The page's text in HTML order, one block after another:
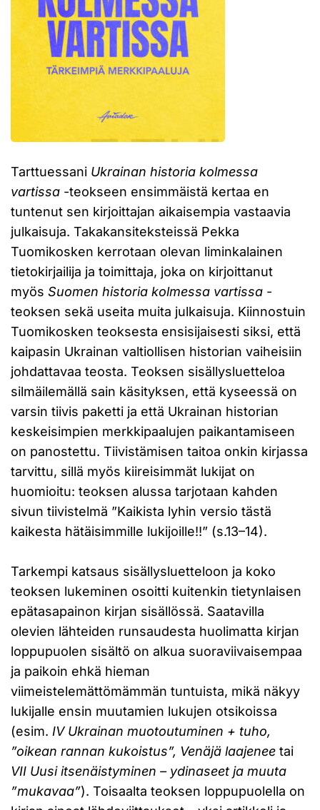
Tarttuessani Ukrainan historia kolmessa
vartissa -teokseen ensimmäistä kertaa en
tuntenut sen kirjoittajan aikaisempia vastaavia
julkaisuja. Takakansiteksteissä Pekka
Tuomikosken kerrotaan olevan liminkalainen
tietokirjailija ja toimittaja, joka on kirjoittanut
myös Suomen historia kolmessa vartissa -
teoksen sekä useita muita julkaisuja. Kiinnostuin
Tuomikosken teoksesta ensisijaisesti siksi, että
kaipasin Ukrainan valtiollisen historian vaiheisiin
johdattavaa teosta. Teoksen sisällysluetteloa
silmäilemällä sain käsityksen, että kyseessä on
varsin tiivis paketti ja että Ukrainan historian
keskeisimpien merkkipaalujen paikantamiseen
on panostettu. Tiivistämisen taitoa onkin kirjassa
tarvittu, sillä myös kiireisimmät lukijat on
huomioitu: teoksen alussa tarjotaan kahden
sivun tiivistelmä ”Kaikista lyhin versio tästä
kaikesta hätäisimmille lukijoille!!” (s.13–14).
Tarkempi katsaus sisällysluetteloon ja koko
teoksen lukeminen osoitti kuitenkin tietynlaisen
epätasapainon kirjan sisällössä. Saatavilla
olevien lähteiden runsaudesta huolimatta kirjan
loppupuolen sisältö on alkua suoraviivaisempaa
ja paikoin ehkä hieman
viimeistelemättömämmän tuntuista, mikä näkyy
lukijalle ensin muutamien lukujen otsikoissa
(esim. IV Ukrainan muotoutuminen + tuho,
”oikean rannan kukoistus”, Venäjä laajenee tai
VII Uusi itsenäistyminen – ydinaseet ja muuta
”mukavaa”). Toisaalta teoksen loppupuolella on